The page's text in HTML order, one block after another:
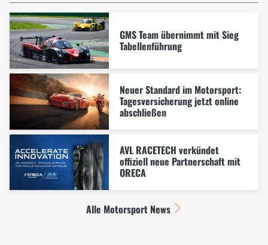
GMS Team übernimmt mit Sieg
Tabellenführung
Neuer Standard im Motorsport:
Tagesversicherung jetzt online
abschließen
AVL RACETECH verkündet
offiziell neue Partnerschaft mit
ORECA
Alle Motorsport News